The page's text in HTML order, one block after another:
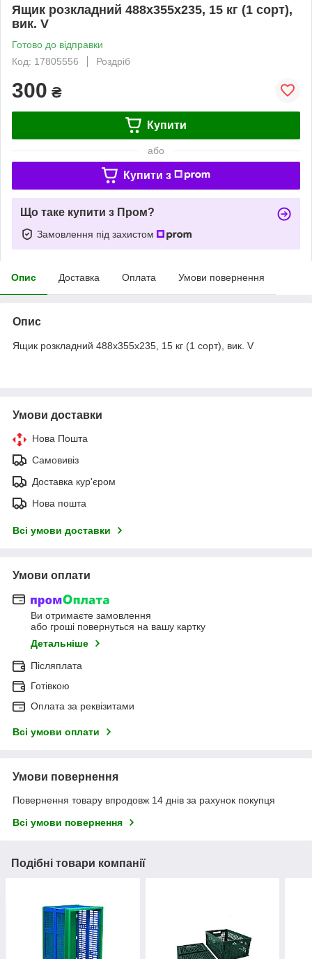
Ящик розкладний 488х355х235, 15 кг (1 сорт),
вик. V
Готово до відправки
Код: 17805556
Роздріб
300 ₴
Купити
або
Купити з
Що таке купити з Пром?
Замовлення під захистом
Опис Доставка Оплата Умови повернення
Опис
Ящик розкладний 488х355х235, 15 кг (1 сорт), вик. V
Умови доставки
Нова Пошта
Самовивіз
Доставка кур'єром
Нова пошта
Всі умови доставки
Умови оплати
Ви отримаєте замовлення
або гроші повернуться на вашу картку
Детальніше
Післяплата
Готівкою
Оплата за реквізитами
Всі умови оплати
Умови повернення
Повернення товару впродовж 14 днів за рахунок покупця
Всі умови повернення
Подібні товари компанії